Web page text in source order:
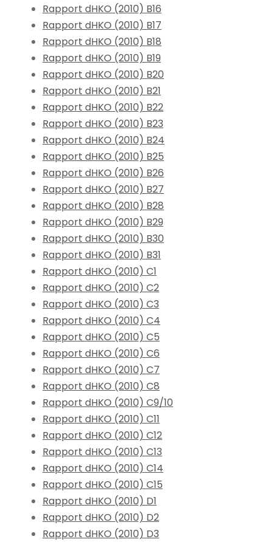
Rapport dHKO (2010) B16
Rapport dHKO (2010) B17
Rapport dHKO (2010) B18
Rapport dHKO (2010) B19
Rapport dHKO (2010) B20
Rapport dHKO (2010) B21
Rapport dHKO (2010) B22
Rapport dHKO (2010) B23
Rapport dHKO (2010) B24
Rapport dHKO (2010) B25
Rapport dHKO (2010) B26
Rapport dHKO (2010) B27
Rapport dHKO (2010) B28
Rapport dHKO (2010) B29
Rapport dHKO (2010) B30
Rapport dHKO (2010) B31
Rapport dHKO (2010) C1
Rapport dHKO (2010) C2
Rapport dHKO (2010) C3
Rapport dHKO (2010) C4
Rapport dHKO (2010) C5
Rapport dHKO (2010) C6
Rapport dHKO (2010) C7
Rapport dHKO (2010) C8
Rapport dHKO (2010) C9/10
Rapport dHKO (2010) C11
Rapport dHKO (2010) C12
Rapport dHKO (2010) C13
Rapport dHKO (2010) C14
Rapport dHKO (2010) C15
Rapport dHKO (2010) D1
Rapport dHKO (2010) D2
Rapport dHKO (2010) D3